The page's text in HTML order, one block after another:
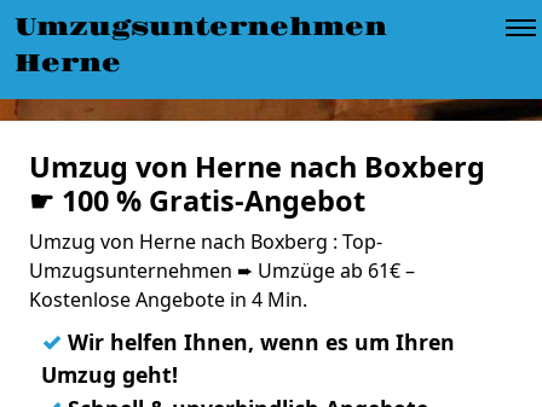
Umzugsunternehmen
Herne
Umzug von Herne nach Boxberg
☛ 100 % Gratis-Angebot
Umzug von Herne nach Boxberg : Top-
Umzugsunternehmen ➨ Umzüge ab 61€ –
Kostenlose Angebote in 4 Min.
✓ Wir helfen Ihnen, wenn es um Ihren
Umzug geht!